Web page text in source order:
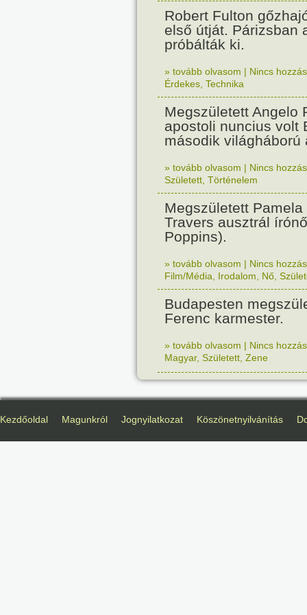
Robert Fulton
első útját. Párizsban
próbálták ki.
» tovább olvasom | Nincs
Érdekes Technika
Megszületett Angelo
apostoli nuncius volt
második világháború
» tovább olvasom | Nincs
Született Történelem
Megszületett Pamela
Travers ausztrál
Poppins).
» tovább olvasom | Nincs
Film/Média
Irodalom Nő
Budapesten
Ferenc karmester.
» tovább olvasom | Nincs
Magyar, Született Zene
Kezdőoldal Magunkról Jognyilatkozat Köszönetnyilvánítás